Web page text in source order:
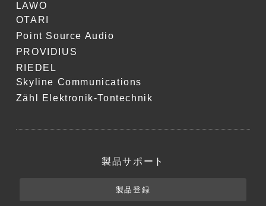
LAWO
OTARI
Point Source Audio
PROVIDIUS
RIEDEL
Skyline Communications
Zähl Elektronik-Tontechnik
製品サポート
製品登録